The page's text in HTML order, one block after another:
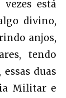
está
divino,
anjos,
tendo
duas
Militar e